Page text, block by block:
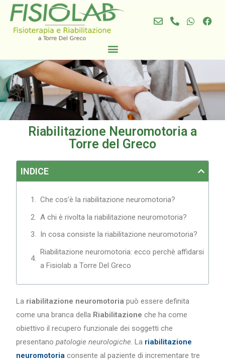
Riabilitazione Neuromotoria a
Torre del Greco
INDICE
Che cos’è la riabilitazione neuromotoria?
A chi è rivolta la riabilitazione neuromotoria?
In cosa consiste la riabilitazione neuromotoria?
Riabilitazione neuromotoria: ecco perchè affidarsi
a Fisiolab a Torre Del Greco
La riabilitazione neuromotoria può essere definita
come una branca della Riabilitazione che ha come
obiettivo il recupero funzionale dei soggetti che
presentanopatologie neurologiche. La riabilitazione
neuromotoria consente al paziente di incrementare tre